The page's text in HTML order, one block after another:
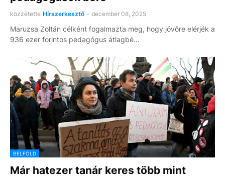
közzétette Hírszerkesztő - december 08, 2025
Maruzsa Zoltán célként fogalmazta meg, hogy jövőre elérjék a
936 ezer forintos pedagógus átlagbé…
BELFÖLD
Már hatezer tanár keres több mint